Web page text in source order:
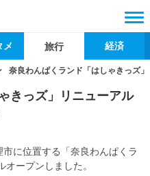
メ 旅行 経済
奈良わんぱくランド「はしゃきっズ
きっズ」リニューアル
に位置する「奈良わんぱくラ
ープンしました。